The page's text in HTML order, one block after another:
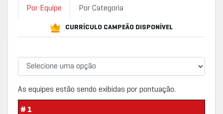
Por Equipe Por Categoria
CURRÍCULO CAMPEÃO DISPONÍVEL
As equipes estão sendo exibidas por pontuação.
# 1